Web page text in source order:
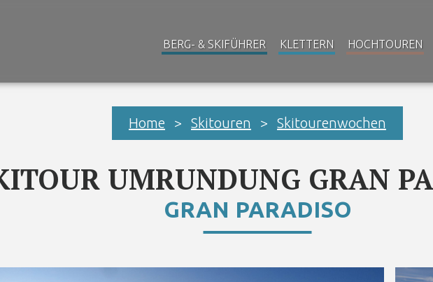
BERG- & SKIFÜHRER KLETTERN HOCHTOUREN
Home > Skitouren > Skitourenwochen
UMRUNDUNG GRAN
GRAN PARADISO